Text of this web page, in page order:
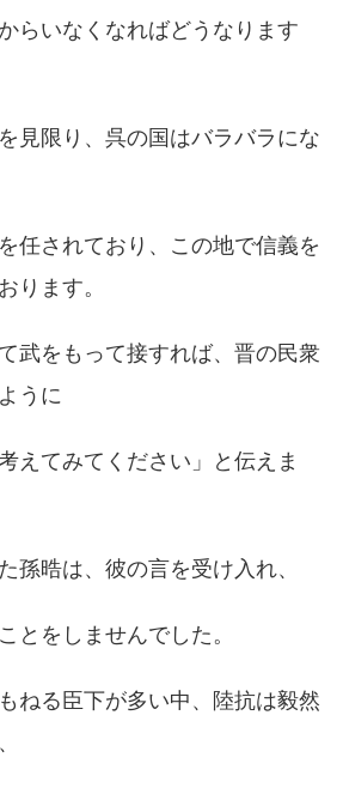
らいなくなればどうなります
見限り、呉の国はバラバラにな
任されており、この地で信義を
ります。
武をもって接すれば、晋の民衆
うに
えてみてください」と伝えま
孫晧は、彼の言を受け入れ、
とをしませんでした。
ねる臣下が多い中、陸抗は毅然